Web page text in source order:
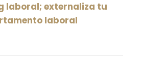
laboral; externaliza tu
laboral